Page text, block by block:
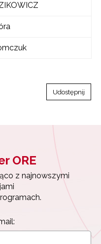
Udostępnij
ORE
z najnowszymi